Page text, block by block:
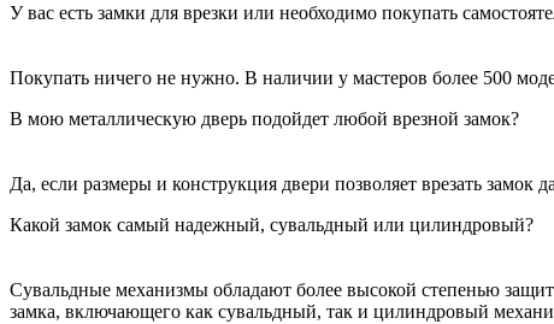
У вас есть замки для врезки или необходимо покупать
Покупать ничего не нужно. В наличии у мастеров более 500
В мою металлическую дверь подойдет любой врезной замок?
Да, если размеры и конструкция двери позволяет врезать замок
Какой замок самый надежный, сувальдный или цилиндровый?
Сувальдные механизмы обладают более высокой степенью
замка, включающего как сувальдный, так и цилиндровый